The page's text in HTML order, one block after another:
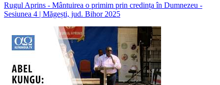
Rugul Aprins - Mântuirea o primim prin credința în Dumnezeu -
Sesiunea 4 | Măgești, jud. Bihor 2025